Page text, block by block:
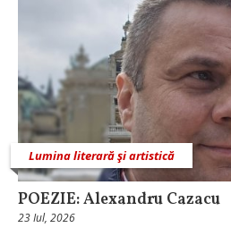
Lumina literară şi artistică
POEZIE: Alexandru Cazacu
23 Iul, 2026